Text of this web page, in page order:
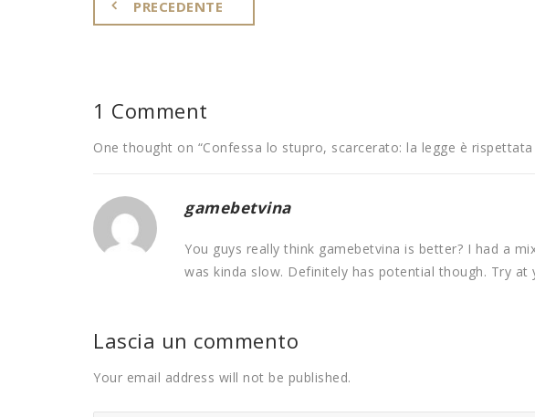
PRECEDENTE
1 Comment
One thought on “Confessa lo stupro, scarcerato: la legge è
gamebetvina
You guys really think gamebetvina is better? I had a
was kinda slow. Definitely has potential though. Try at
Lascia un commento
Your email address will not be published.